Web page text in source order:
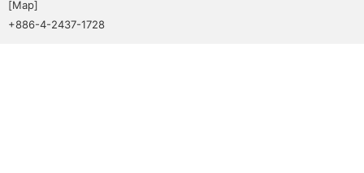
[Map]
+886-4-2437-1728